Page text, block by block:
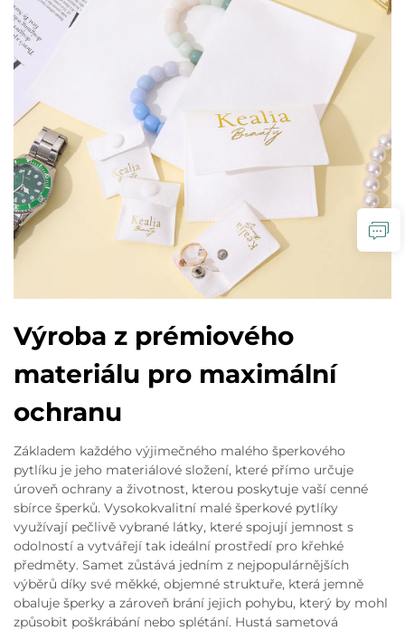
Výroba z prémiového
materiálu pro maximální
ochranu
Základem každého výjimečného malého šperkového
pytlíku je jeho materiálové složení, které přímo určuje
úroveň ochrany a životnost, kterou poskytuje vaší cenné
sbírce šperků. Vysokokvalitní malé šperkové pytlíky
využívají pečlivě vybrané látky, které spojují jemnost s
odolností a vytvářejí tak ideální prostředí pro křehké
předměty. Samet zůstává jedním z nejpopulárnějších
výběrů díky své měkké, objemné struktuře, která jemně
obaluje šperky a zároveň brání jejich pohybu, který by mohl
způsobit poškrábání nebo splétání. Hustá sametová